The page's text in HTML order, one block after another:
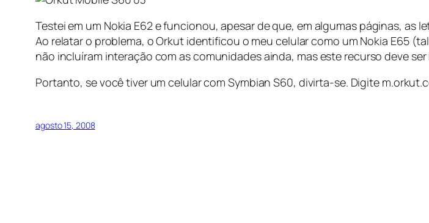
Testei em um Nokia E62 e funcionou, apesar de que, em algumas páginas,
Ao relatar o problema, o Orkut identificou o meu celular como um Nokia E65
não incluíram interação com as comunidades ainda, mas este recurso deve
Portanto, se você tiver um celular com Symbian S60, divirta-se. Digite
agosto 15, 2008